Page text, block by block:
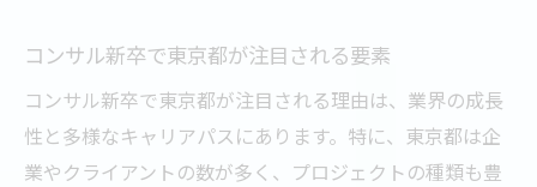
コンサル新卒で東京都が注目される要素
コンサル新卒で東京都が注目される理由は、業界の成長
性と多様なキャリアパスにあります。特に、東京都は企
業やクライアントの数が多く、プロジェクトの種類も豊